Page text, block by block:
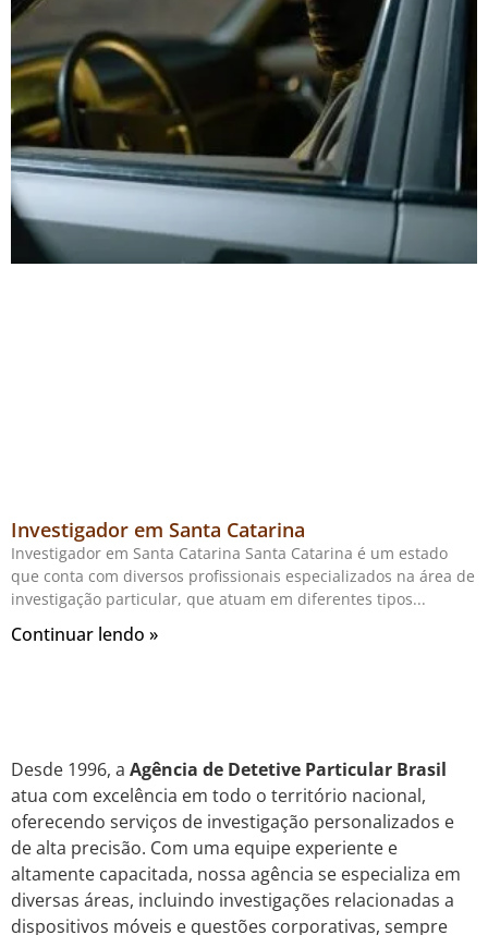
Investigador em Santa Catarina
Investigador em Santa Catarina Santa Catarina é um estado
que conta com diversos profissionais especializados na área de
investigação particular, que atuam em diferentes tipos
Continuar lendo »
Desde 1996, a Agência de Detetive Particular Brasil
atua com excelência em todo o território nacional,
oferecendo serviços de investigação personalizados e
de alta precisão. Com uma equipe experiente e
altamente capacitada, nossa agência se especializa em
diversas áreas, incluindo investigações relacionadas a
dispositivos móveis e questões corporativas, sempre